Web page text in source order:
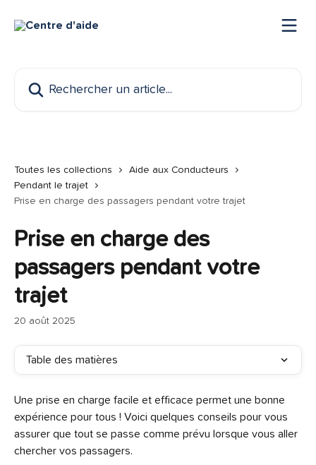
Toutes les collections
Aide aux Conducteurs
Pendant le trajet
Prise en charge des passagers pendant votre trajet
Prise en charge des
passagers pendant votre
trajet
20 août 2025
Table des matières
Une prise en charge facile et efficace permet une bonne
expérience pour tous ! Voici quelques conseils pour vous
assurer que tout se passe comme prévu lorsque vous aller
chercher vos passagers.